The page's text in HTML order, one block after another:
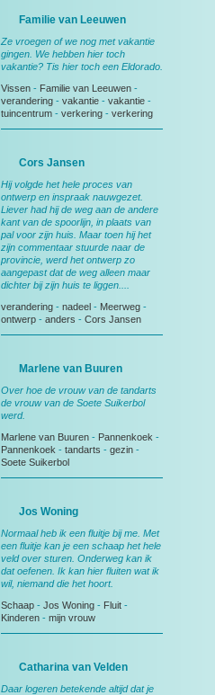
Familie van Leeuwen
Ze vroegen of we nog met vakantie
gingen. We hebben hier toch
vakantie? Tis hier toch een Eldorado.
Vissen - Familie van Leeuwen -
verandering - vakantie - vakantie -
tuincentrum - verkering - verkering
Cors Jansen
Hij volgde het hele proces van
ontwerp en inspraak nauwgezet.
Liever had hij de weg aan de andere
kant van de spoorlijn, in plaats van
pal voor zijn huis. Maar toen hij het
zijn commentaar stuurde naar de
provincie, werd het ontwerp zo
aangepast dat de weg alleen maar
dichter bij zijn huis te liggen....
verandering - nadeel - Meerweg -
ontwerp - anders - Cors Jansen
Marlene van Buuren
Over hoe de vrouw van de tandarts
de vrouw van de Soete Suikerbol
werd.
Marlene van Buuren - Pannenkoek -
Pannenkoek - tandarts - gezin -
Soete Suikerbol
Jos Woning
Normaal heb ik een fluitje bij me. Met
een fluitje kan je een schaap het hele
veld over sturen. Onderweg kan ik
dat oefenen. Ik kan hier fluiten wat ik
wil, niemand die het hoort.
Schaap - Jos Woning - Fluit -
Kinderen - mijn vrouw
Catharina van Velden
Daar logeren betekende altijd dat je